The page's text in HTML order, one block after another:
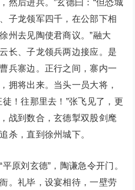
然后进兵。”玄德曰：“但恐城
子龙领军四千，在公部下相
州去见陶使君商议。”融大
长、子龙领兵两边接应。是
兵寨边。正行之间，寨内一
拥将出来。当头一员大将，
！往那里去！”张飞见了，更
战到数合，玄德掣双股剑麾
杀，直到徐州城下。
刘玄德”，陶谦急令开门。
。礼毕，设宴相待，一壁劳